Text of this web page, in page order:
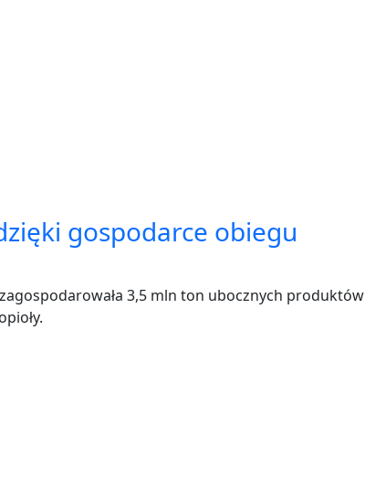
gospodarce obiegu
3,5 mln ton ubocznych produktów